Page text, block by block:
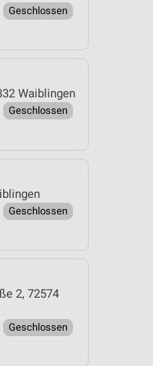
Geschlossen
Waiblingen
Geschlossen
Geschlossen
2, 72574
Geschlossen